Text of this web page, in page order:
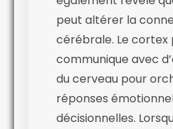
peut altérer la
cérébrale. Le
communique avec
du cerveau pour
réponses
décisionnelles.